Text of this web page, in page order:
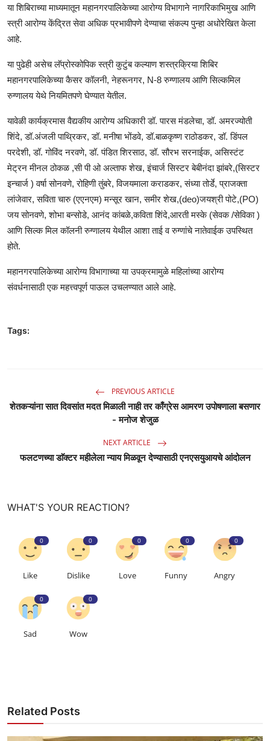
या शिबिराच्या माध्यमातून महानगरपालिकेच्या आरोग्य विभागाने नागरिकाभिमुख आणि
स्त्री आरोग्य केंद्रित सेवा अधिक प्रभावीपणे देण्याचा संकल्प पुन्हा अधोरेखित केला
आहे.
या पुढेही असेच लॅप्रोस्कोपिक स्त्री कुटुंब कल्याण शस्त्रक्रिया शिबिर
महानगरपालिकेच्या कैसर कॉलनी, नेहरूनगर, N-8 रुग्णालय आणि सिल्कमिल
रुग्णालय येथे नियमितपणे घेण्यात येतील.
यावेळी कार्यक्रमास वैद्यकीय आरोग्य अधिकारी डॉ. पारस मंडलेचा, डॉ. अमरज्योती
शिंदे, डॉ.अंजली पाथ्रिकर, डॉ. मनीषा भोंडवे, डॉ.बाळकृष्ण राठोडकर, डॉ. डिंपल
परदेशी, डॉ. गोविंद नरवणे, डॉ. पंडित शिरसाठ, डॉ. सौरभ सरनाईक, असिस्टंट
मेट्रन मीनल ठोकळ ,सी पी ओ अल्ताफ शेख, इंचार्ज सिस्टर बेबीनंदा झांबरे,(सिस्टर
इन्चार्ज ) वर्षा सोनवणे, रोहिणी तुंबरे, विजयमाला कराडकर, संध्या तोर्डे, प्राजक्ता
लांजेवार, सविता चारु (एएनएम) मन्सूर खान, समीर शेख,(deo)जयश्री पोटे,(PO)
जय सोनवणे, शोभा बन्सोडे, आनंद कांबळे,कविता शिंदे,आरती मस्के (सेवक /सेविका )
आणि सिल्क मिल कॉलनी रुग्णालय येथील आशा ताई व रुग्णांचे नातेवाईक उपस्थित
होते.
महानगरपालिकेच्या आरोग्य विभागाच्या या उपक्रमामुळे महिलांच्या आरोग्य
संवर्धनासाठी एक महत्त्वपूर्ण पाऊल उचलण्यात आले आहे.
Tags:
PREVIOUS ARTICLE
शेतकऱ्यांना सात दिवसांत मदत मिळाली नाही तर काँग्रेस आमरण उपोषणाला बसणार
- मनोज शेजुळ
NEXT ARTICLE
फलटणच्या डाॅक्टर महीलेला न्याय मिळवून देण्यासाठी एनएसयुआयचे आंदोलन
WHAT'S YOUR REACTION?
0
Like
0
Dislike
0
Love
0
Funny
0
Angry
0
Sad
0
Wow
Related Posts